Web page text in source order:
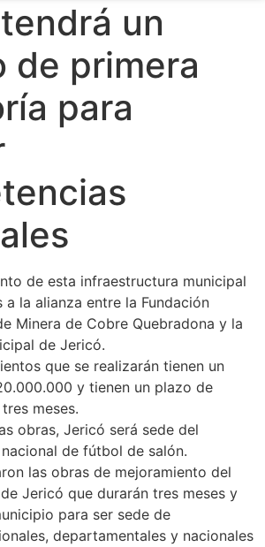
un
de primera
para
de esta infraestructura municipal
a la alianza entre la Fundación
Minera de Cobre Quebradona y la
de Jericó.
que se realizarán tienen un
y tienen un plazo de
meses.
obras, Jericó será sede del
de fútbol de salón.
las obras de mejoramiento del
Jericó que durarán tres meses y
para ser sede de
departamentales y nacionales